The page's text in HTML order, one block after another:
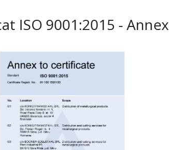
ISO 9001:2015 - Annex